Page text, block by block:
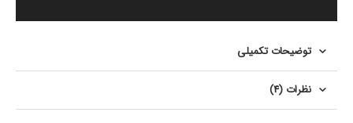
توضیحات تکمیلی
نظرات (4)